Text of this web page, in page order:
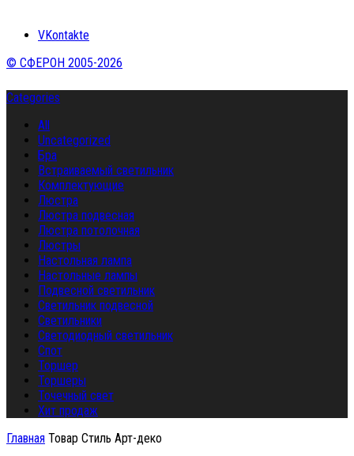
VKontakte
© СФЕРОН 2005-2026
Categories
All
Uncategorized
Бра
Встраиваемый светильник
Комплектующие
Люстра
Люстра подвесная
Люстра потолочная
Люстры
Настольная лампа
Настольные лампы
Подвесной светильник
Светильник подвесной
Светильники
Светодиодный светильник
Спот
Торшер
Торшеры
Точечный свет
Хит продаж
Главная Товар Стиль Арт-деко